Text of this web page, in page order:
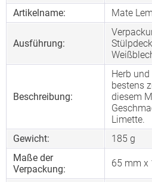
Artikelname:
Mate
Ausführung:
Beschreibung:
Herb
bestens
diesem
Limette.
Gewicht:
185 g
Maße der
Verpackung:
65 mm x